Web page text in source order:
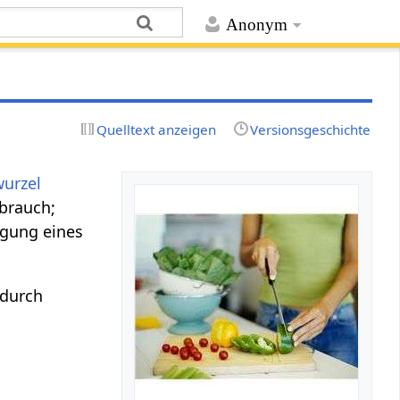
Anonym
Quelltext anzeigen Versionsgeschichte
eines